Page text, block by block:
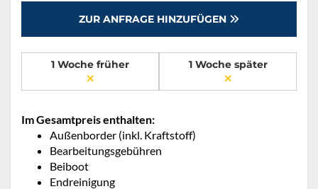
ZUR ANFRAGE HINZUFÜGEN
1 Woche früher 1 Woche später
Im Gesamtpreis enthalten:
Außenborder (inkl. Kraftstoff)
Bearbeitungsgebühren
Beiboot
Endreinigung